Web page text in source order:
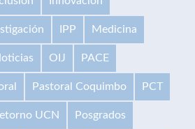
IPP Medicina
OIJ PACE
Pastoral Coquimbo PCT
UCN Posgrados